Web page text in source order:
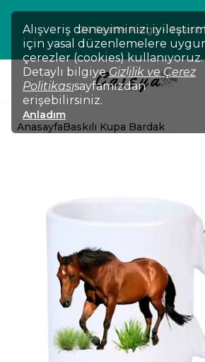
Alışveriş deneyiminizi
için yasal düzenlemelere
çerezler (cookies) kullanıyoruz.
Detaylı bilgiye Gizlilik ve Çerez
Politikasısayfamızdan
erişebilirsiniz.
Anladım
24 Saatte Kargo - Taksit
AnasayfaBaskılı Kupa Bardak